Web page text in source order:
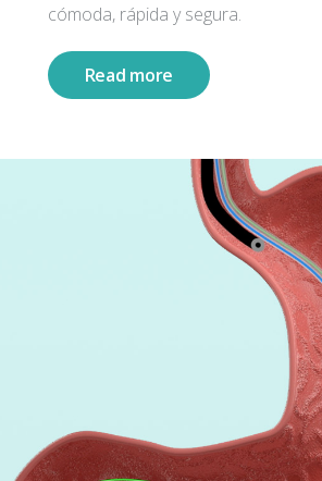
cómoda, rápida y segura.
Read more